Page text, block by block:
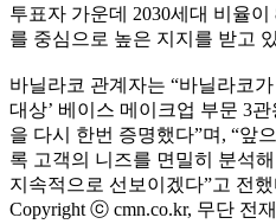
투표자 가운데 2030세대 비율
를 중심으로 높은 지지를 받고
바닐라코 관계자는 “바닐라코
대상’ 베이스 메이크업 부문 3
을 다시 한번 증명했다”며, “앞
록 고객의 니즈를 면밀히 분석
지속적으로 선보이겠다”고 전했
Copyright ⓒ cmn.co.kr, 무단 전